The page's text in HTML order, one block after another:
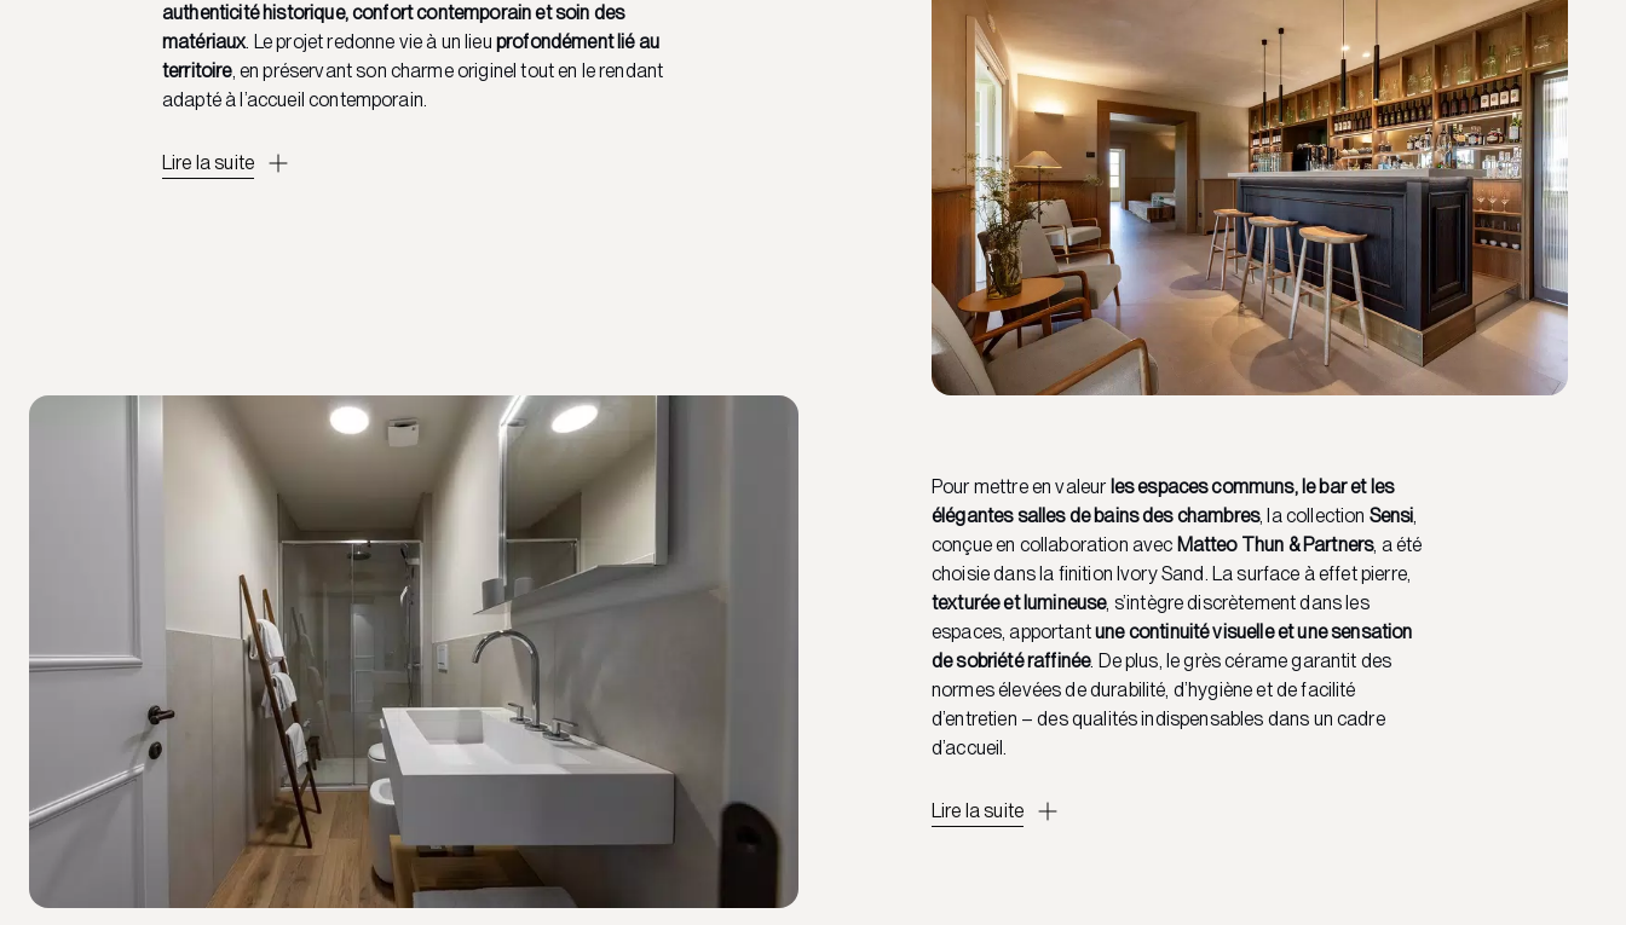
authenticité historique, confort contemporain et soin des
matériaux. Le projet redonne vie à un lieu profondément lié au
territoire, en préservant son charme originel tout en le rendant
adapté à l’accueil contemporain.
Lire la suite
Pour mettre en valeur les espaces communs, le bar et les
élégantes salles de bains des chambres, la collection Sensi,
conçue en collaboration avec Matteo Thun & Partners, a été
choisie dans la finition Ivory Sand. La surface à effet pierre,
texturée et lumineuse, s’intègre discrètement dans les
espaces, apportantune continuité visuelle et une sensation
de sobriété raffinée. De plus, le grès cérame garantit des
normes élevées de durabilité, d’hygiène et de facilité
d’entretien – des qualités indispensables dans un cadre
d’accueil.
Lire la suite